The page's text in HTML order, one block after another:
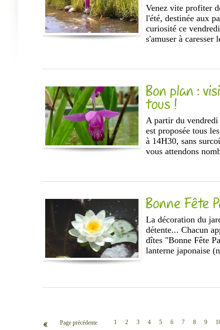
Venez vite profiter
l'été, destinée aux
curiosité ce
s'amuser à caresser
Bon plan :
tous !
A partir du
est proposée tous
à 14H30, sans
vous attendons
Bonne Fête
La décoration du
détente... Chacun
dîtes "Bonne Fête
lanterne japonaise
‹‹ Page précédente 1 2 3 4 5 6 7 8 9